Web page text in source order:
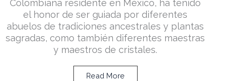
Colombiana residente en México, ha tenido
el honor de ser guiada por diferentes
abuelos de tradiciones ancestrales y plantas
sagradas, como también diferentes maestras
y maestros de cristales.
Read More